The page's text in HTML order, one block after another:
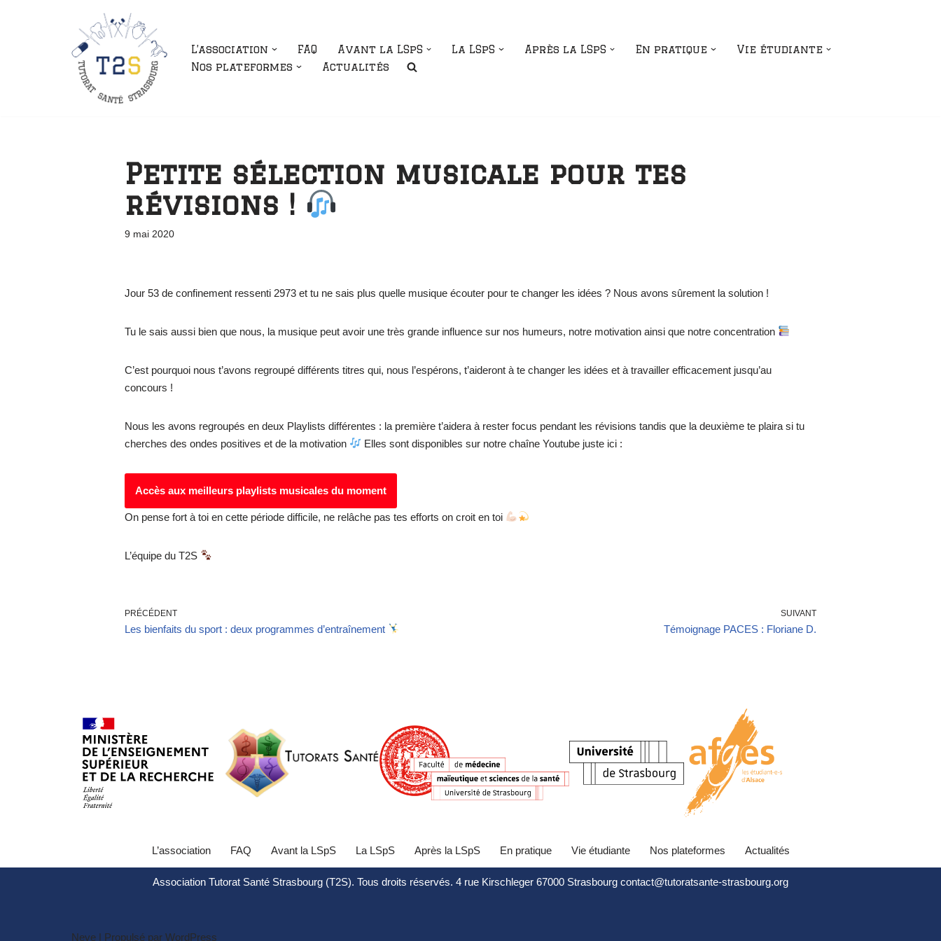
L’association FAQ Avant la LSpS La LSpS Après la LSpS En pratique
Vie étudiante
Nos plateformes
Actualités
Petite sélection musicale pour tes
révisions !
9 mai 2020
Jour 53 de confinement ressenti 2973 et tu ne sais plus quelle musique écouter pour te changer les idées ? Nous avons sûrement la solution !
Tu le sais aussi bien que nous, la musique peut avoir une très grande influence sur nos humeurs, notre motivation ainsi que notre concentration
C’est pourquoi nous t’avons regroupé différents titres qui, nous l’espérons, t’aideront à te changer les idées et à travailler efficacement jusqu’au
concours !
Nous les avons regroupés en deux Playlists différentes : la première t’aidera à rester focus pendant les révisions tandis que la deuxième te plaira si tu
cherches des ondes positives et de la motivation
Elles sont disponibles sur notre chaîne Youtube juste ici :
Accès aux meilleurs playlists musicales du moment
On pense fort à toi en cette période difficile, ne relâche pas tes efforts on croit en toi
L’équipe du T2S
PRÉCÉDENT
Les bienfaits du sport : deux programmes d’entraînement
SUIVANT
Témoignage PACES : Floriane D.
L’association FAQ Avant la LSpS La LSpS Après la LSpS En pratique Vie étudiante Nos plateformes Actualités
Association Tutorat Santé Strasbourg (T2S). Tous droits réservés. 4 rue Kirschleger 67000 Strasbourg contact@tutoratsante-strasbourg.org
Neve | Propulsé par WordPress